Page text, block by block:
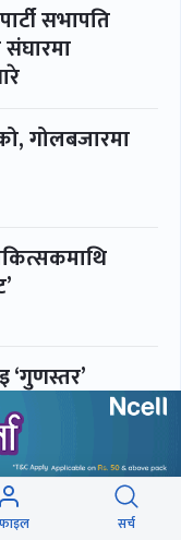
सभापति
गोलबजारमा
‘गुणस्तर’
सर्च